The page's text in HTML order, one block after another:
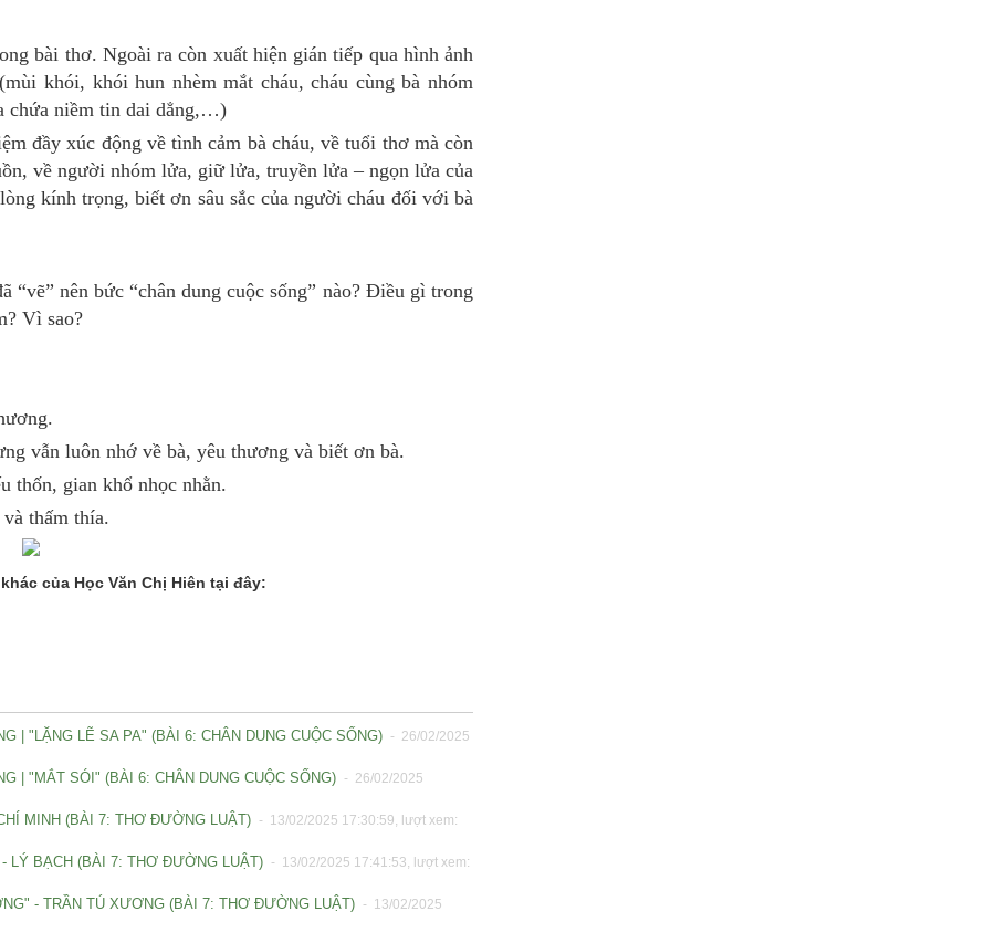
bài thơ. Ngoài ra còn xuất hiện gián tiếp qua hình ảnh
khói, khói hun nhèm mắt cháu, cháu cùng bà nhóm
chứa niềm tin dai dẳng,…)
đầy xúc động về tình cảm bà cháu, về tuổi thơ mà còn
về người nhóm lửa, giữ lửa, truyền lửa – ngọn lửa của
kính trọng, biết ơn sâu sắc của người cháu đối với bà
“vẽ” nên bức “chân dung cuộc sống” nào? Điều gì trong
Vì sao?
vẫn luôn nhớ về bà, yêu thương và biết ơn bà.
thốn, gian khổ nhọc nhằn.
thấm thía.
của Học Văn Chị Hiên tại đây:
| "LẶNG LẼ SA PA" (BÀI 6: CHÂN DUNG CUỘC SỐNG) - 26/02/2025
| "MẮT SÓI" (BÀI 6: CHÂN DUNG CUỘC SỐNG) - 26/02/2025
MINH (BÀI 7: THƠ ĐƯỜNG LUẬT) - 13/02/2025 17:30:59, lượt xem:
LÝ BẠCH (BÀI 7: THƠ ĐƯỜNG LUẬT) - 13/02/2025 17:41:53, lượt xem:
- TRẦN TÚ XƯƠNG (BÀI 7: THƠ ĐƯỜNG LUẬT) - 13/02/2025